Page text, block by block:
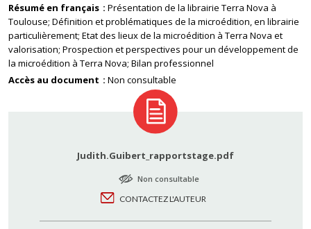
Résumé en français
Présentation de la librairie Terra Nova à
Toulouse; Définition et problématiques de la microédition, en librairie
particulièrement; Etat des lieux de la microédition à Terra Nova et
valorisation; Prospection et perspectives pour un développement de
la microédition à Terra Nova; Bilan professionnel
Accès au document
Non consultable
Judith.Guibert_rapportstage.pdf
Non consultable
CONTACTEZ L'AUTEUR